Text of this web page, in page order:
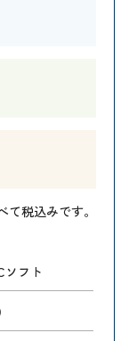
税込みです。
ソフト